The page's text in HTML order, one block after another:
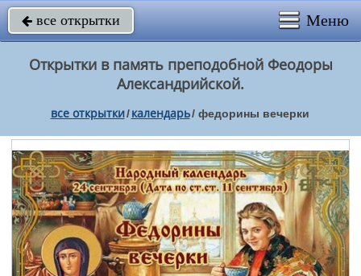
 все открытки Меню
Открытки в память преподобной Феодоры
Александрийской.
все открытки/ календарь/ федорины вечерки